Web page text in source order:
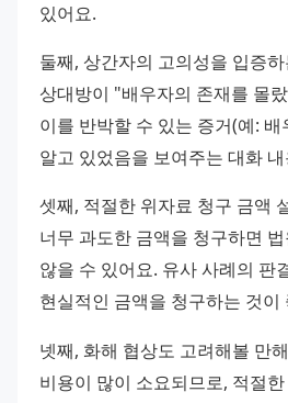
있어요.
둘째, 상간자의 고의성을 입증
상대방이 "배우자의 존재를 몰
이를 반박할 수 있는 증거(예:
알고 있었음을 보여주는 대화
셋째, 적절한 위자료 청구 금액
너무 과도한 금액을 청구하면
않을 수 있어요. 유사 사례의 판
현실적인 금액을 청구하는 것이
넷째, 화해 협상도 고려해볼 만
비용이 많이 소요되므로, 적절